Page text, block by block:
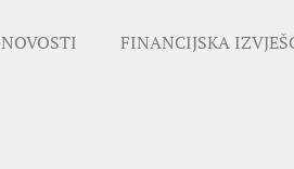
NOVOSTI FINANCIJSKA